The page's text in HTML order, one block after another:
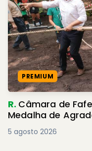
PREMIUM
R. Câmara de Fafe
Medalha de
5 agosto 2026